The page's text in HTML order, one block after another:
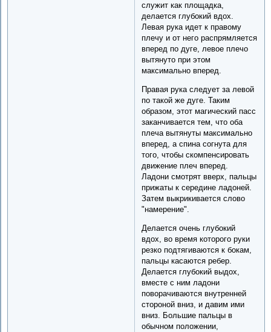
служит как площадка,
делается глубокий вдох.
Левая рука идет к правому
плечу и от него распрямляется
вперед по дуге, левое плечо
вытянуто при этом
максимально вперед.
Правая рука следует за левой
по такой же дуге. Таким
образом, этот магический пасс
заканчивается тем, что оба
плеча вытянуты максимально
вперед, а спина согнута для
того, чтобы скомпенсировать
движение плеч вперед.
Ладони смотрят вверх, пальцы
прижаты к середине ладоней.
Затем выкрикивается слово
"намерение".
Делается очень глубокий
вдох, во время которого руки
резко подтягиваются к бокам,
пальцы касаются ребер.
Делается глубокий выдох,
вместе с ним ладони
поворачиваются внутренней
стороной вниз, и давим ими
вниз. Большие пальцы в
обычном положении,